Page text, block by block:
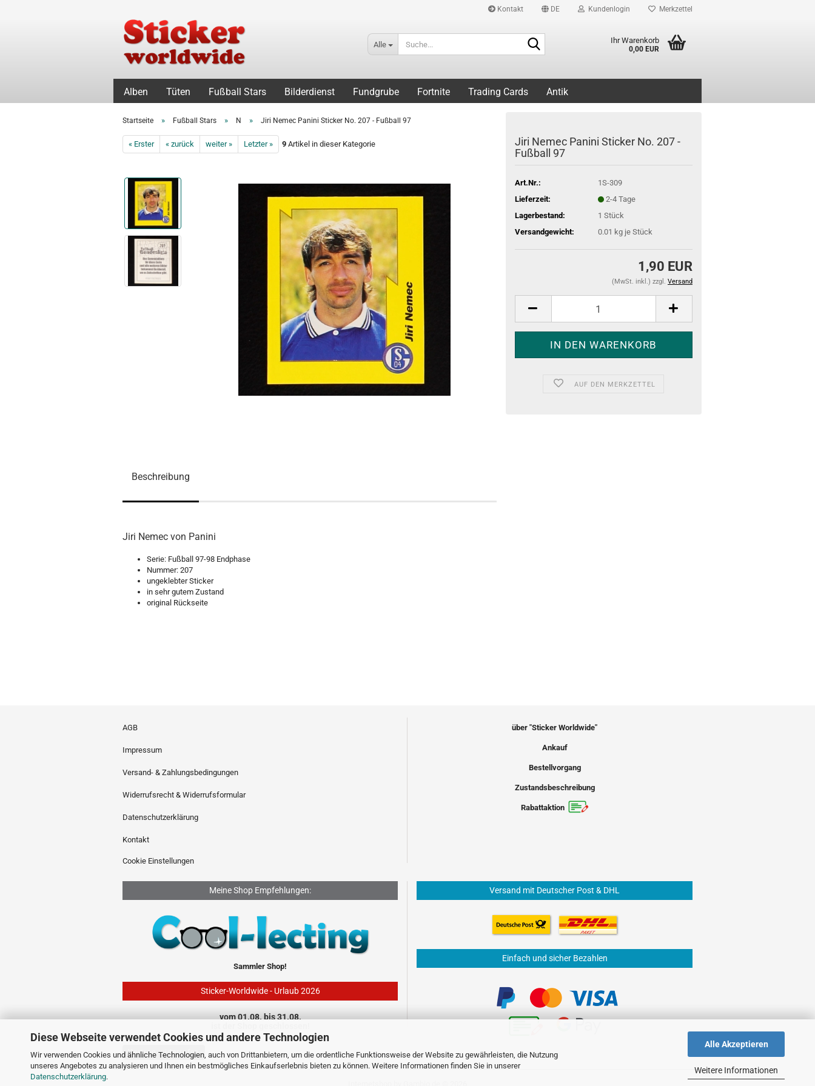
Diese Webseite verwendet Cookies und andere Technologien
Wir verwenden Cookies und ähnliche Technologien, auch von Drittanbietern, um die ordentliche Funktionsweise der Website zu gewährleisten, die Nutzung
unseres Angebotes zu analysieren und Ihnen ein bestmögliches Einkaufserlebnis bieten zu können. Weitere Informationen finden Sie in unserer
Datenschutzerklärung.
Alle Akzeptieren
Weitere Informationen
Kontakt DE Kundenlogin Merkzettel
Alle Ihr Warenkorb
0,00 EUR
Alben Tüten Fußball Stars Bilderdienst Fundgrube Fortnite Trading Cards Antik
Startseite » Fußball Stars » N » Jiri Nemec Panini Sticker No. 207 - Fußball 97
« Erster « zurück weiter » Letzter » 9 Artikel in dieser Kategorie
Jiri Nemec Panini Sticker No. 207 -
Fußball 97
Art.Nr.:
1S-309
Lieferzeit:
2-4 Tage
Lagerbestand:
1 Stück
Versandgewicht:
0.01 kg je Stück
1,90 EUR
(MwSt. inkl.) zzgl. Versand
AUF DEN MERKZETTEL
Beschreibung
Jiri Nemec von Panini
Serie: Fußball 97-98 Endphase
Nummer: 207
ungeklebter Sticker
in sehr gutem Zustand
original Rückseite
AGB
Impressum
Versand- & Zahlungsbedingungen
Widerrufsrecht & Widerrufsformular
Datenschutzerklärung
Kontakt
Cookie Einstellungen
über "Sticker Worldwide"
Ankauf
Bestellvorgang
Zustandsbeschreibung
Rabattaktion
Meine Shop Empfehlungen:
Sammler Shop!
Sticker-Worldwide - Urlaub 2026
vom 01.08. bis 31.08.
Versand mit Deutscher Post & DHL
Einfach und sicher Bezahlen
Vertrag widerrufen